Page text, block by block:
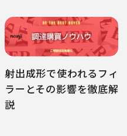
射出成形で使われるフィ
ラーとその影響を徹底解
説